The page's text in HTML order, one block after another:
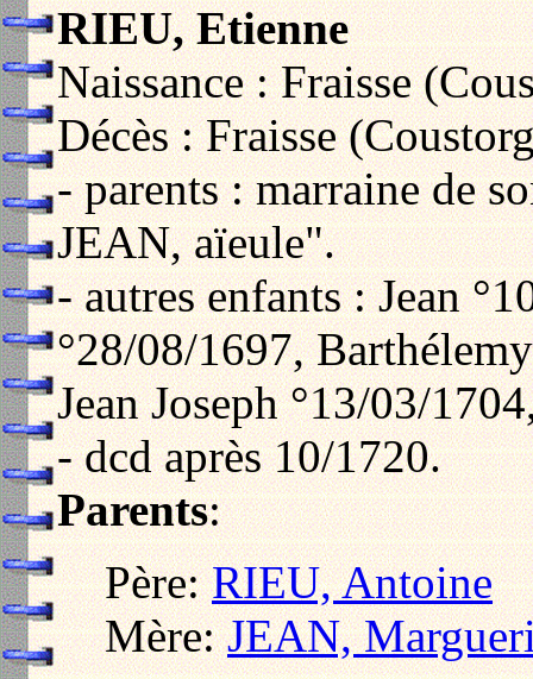
RIEU, Etienne
Naissance : Fraisse
Décès : Fraisse
- parents : marraine de
JEAN, aïeule".
- autres enfants : Jean
°28/08/1697,
Jean Joseph °13/03/
- dcd après 10/1720.
Parents:
Père:RIEU, Antoine
Mère:JEAN,